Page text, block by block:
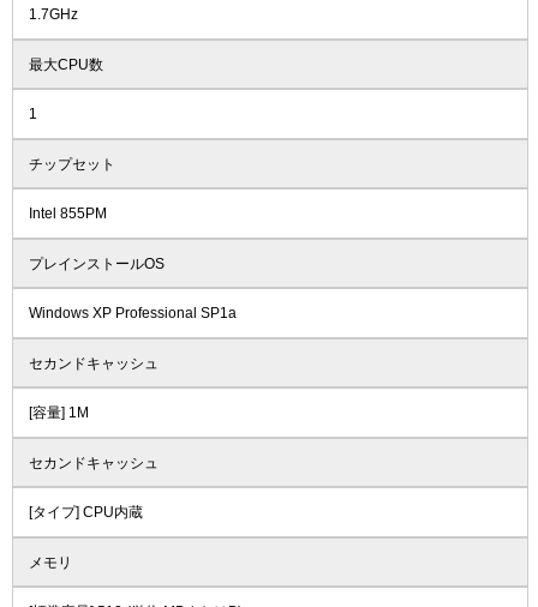
1.7GHz
最大CPU数
1
チップセット
Intel 855PM
プレインストールOS
Windows XP Professional SP1a
セカンドキャッシュ
[容量] 1M
セカンドキャッシュ
[タイプ] CPU内蔵
メモリ